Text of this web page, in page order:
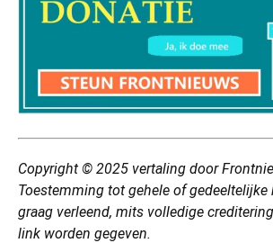
Copyright © 2025 vertaling door
Toestemming tot gehele of gedeeltelijke
graag verleend, mits volledige
link worden gegeven.